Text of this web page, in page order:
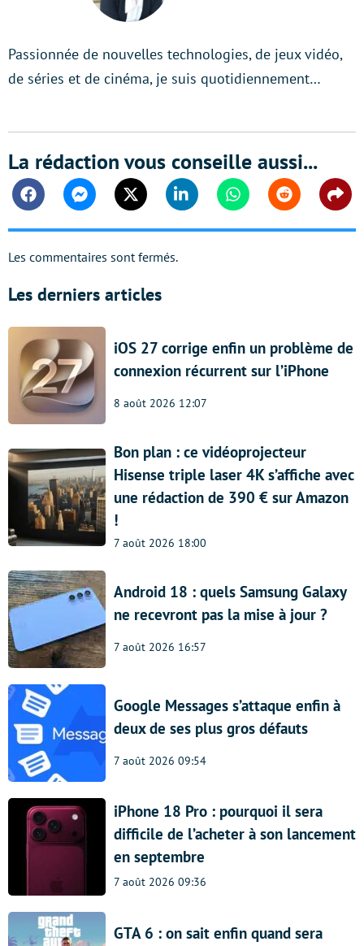
Passionnée de nouvelles technologies, de jeux vidéo,
de séries et de cinéma, je suis quotidiennement…
La rédaction vous conseille aussi...
FacebookMessengerTwitter Linkedin WhatsappReddit
Les commentaires sont fermés.
Les derniers articles
iOS 27 corrige enfin un problème de
connexion récurrent sur l’iPhone
8 août 2026 12:07
Bon plan : ce vidéoprojecteur
Hisense triple laser 4K s’affiche avec
une rédaction de 390 € sur Amazon
!
7 août 2026 18:00
Android 18 : quels Samsung Galaxy
ne recevront pas la mise à jour ?
7 août 2026 16:57
Google Messages s’attaque enfin à
deux de ses plus gros défauts
7 août 2026 09:54
iPhone 18 Pro : pourquoi il sera
difficile de l’acheter à son lancement
en septembre
7 août 2026 09:36
GTA 6 : on sait enfin quand sera